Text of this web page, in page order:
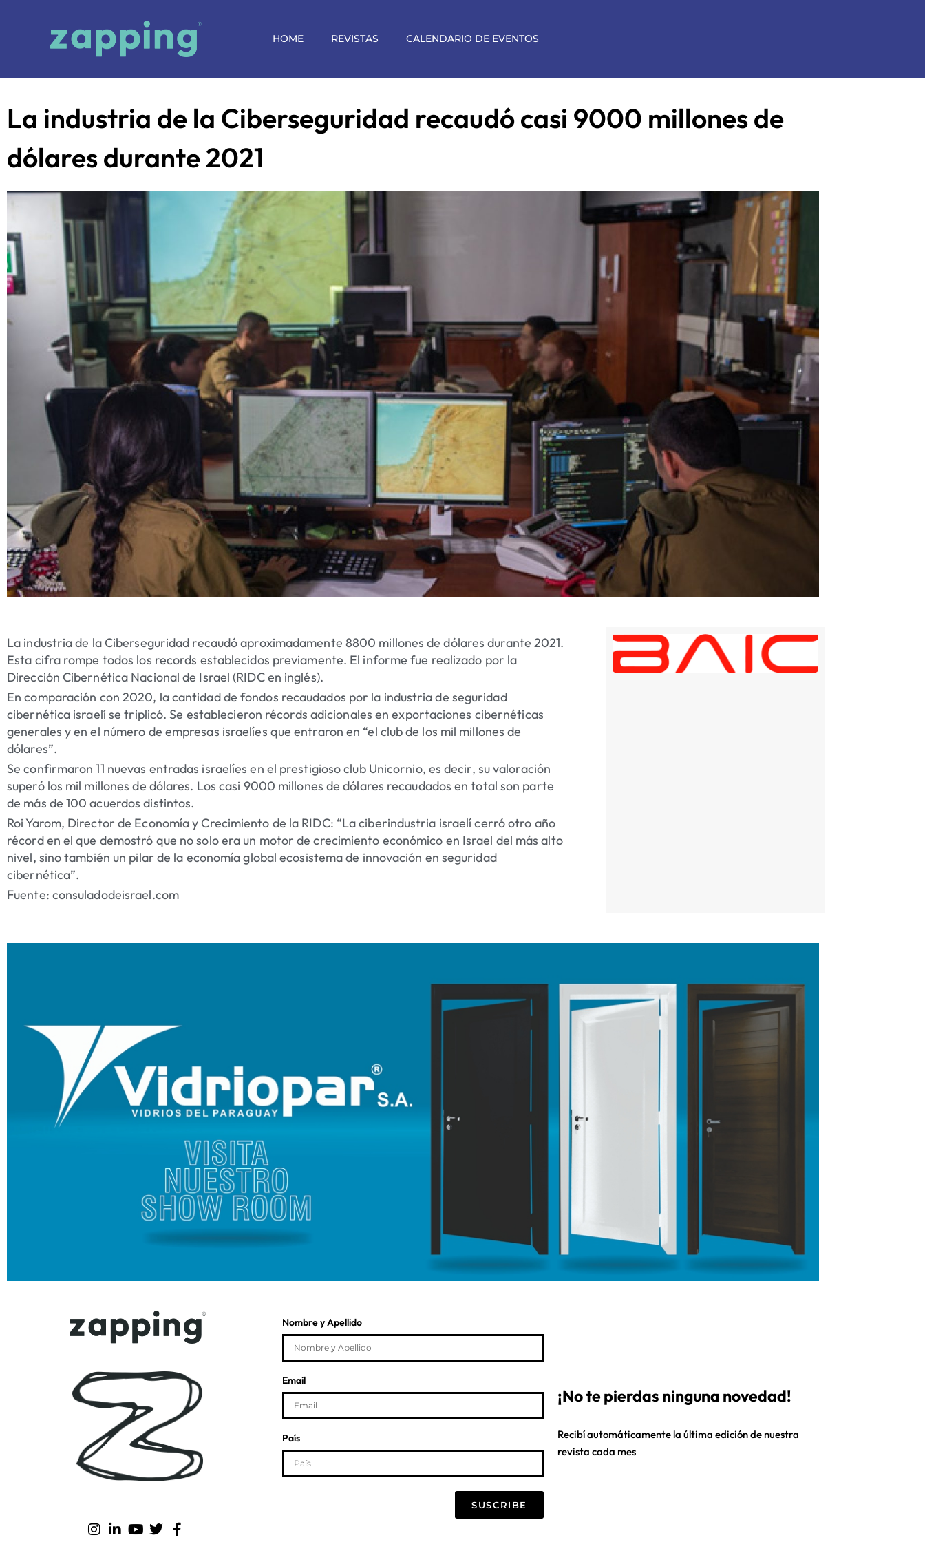
HOME REVISTAS CALENDARIO DE EVENTOS
La industria de la Ciberseguridad recaudó casi 9000 millones de
dólares durante 2021
La industria de la Ciberseguridad recaudó aproximadamente 8800 millones de dólares durante 2021.
Esta cifra rompe todos los records establecidos previamente. El informe fue realizado por la
Dirección Cibernética Nacional de Israel (RIDC en inglés).
En comparación con 2020, la cantidad de fondos recaudados por la industria de seguridad
cibernética israelí se triplicó. Se establecieron récords adicionales en exportaciones cibernéticas
generales y en el número de empresas israelíes que entraron en “el club de los mil millones de
dólares”.
Se confirmaron 11 nuevas entradas israelíes en el prestigioso club Unicornio, es decir, su valoración
superó los mil millones de dólares. Los casi 9000 millones de dólares recaudados en total son parte
de más de 100 acuerdos distintos.
Roi Yarom, Director de Economía y Crecimiento de la RIDC: “La ciberindustria israelí cerró otro año
récord en el que demostró que no solo era un motor de crecimiento económico en Israel del más alto
nivel, sino también un pilar de la economía global ecosistema de innovación en seguridad
cibernética”.
Fuente: consuladodeisrael.com
Nombre y Apellido
Email
País
SUSCRIBE
¡No te pierdas ninguna novedad!
Recibí automáticamente la última edición de nuestra
revista cada mes